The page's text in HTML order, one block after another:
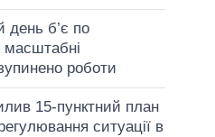
день б’є по
роботи
15-пунктний план
ситуації в